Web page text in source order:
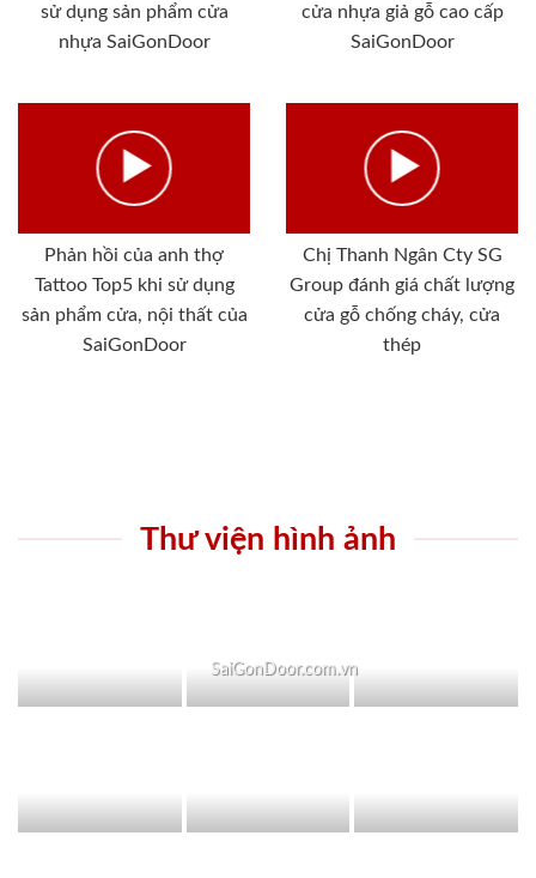
sử dụng sản phẩm cửa
nhựa SaiGonDoor
cửa nhựa giả gỗ cao cấp
SaiGonDoor
Phản hồi của anh thợ
Tattoo Top5 khi sử dụng
sản phẩm cửa, nội thất của
SaiGonDoor
Chị Thanh Ngân Cty SG
Group đánh giá chất lượng
cửa gỗ chống cháy, cửa
thép
Thư viện hình ảnh
SaiGonDoor.com.vn